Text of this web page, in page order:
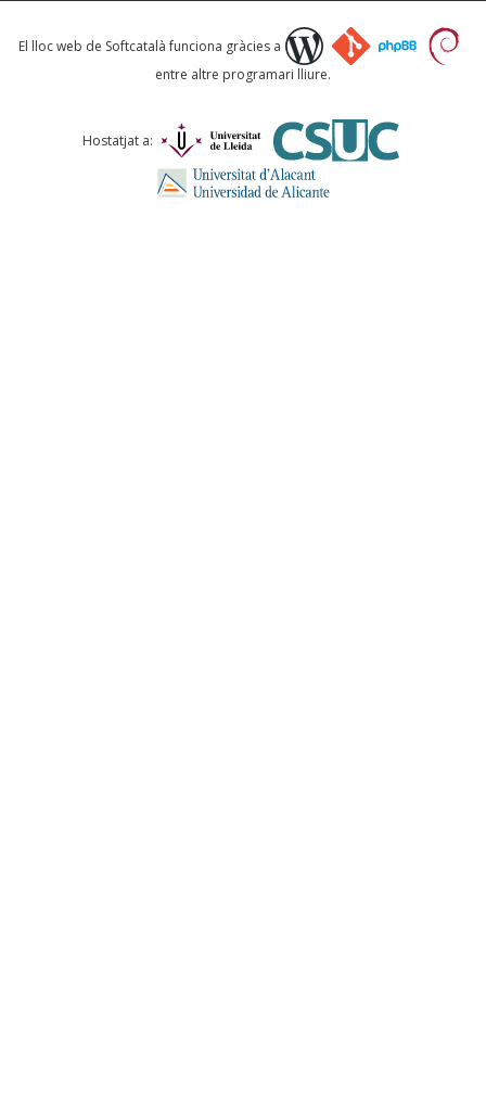
Què proposeu?
Comentari *
El lloc web de Softcatalà funciona gràcies a
entre altre programari lliure.
Hostatjat a: